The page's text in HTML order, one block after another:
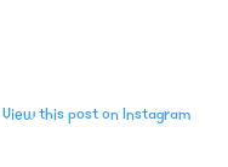
View this post on Instagram